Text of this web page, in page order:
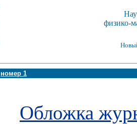
физико-
номер 1
Обложка